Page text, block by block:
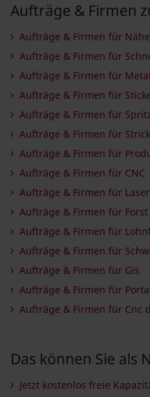
Aufträge & Firmen
Aufträge & Firmen für
Aufträge & Firmen für
Aufträge & Firmen für
Aufträge & Firmen für
Aufträge & Firmen für
Aufträge & Firmen für
Aufträge & Firmen für
Aufträge & Firmen für CNC
Aufträge & Firmen für Laser
Aufträge & Firmen für Forst
Aufträge & Firmen für
Aufträge & Firmen für
Aufträge & Firmen für Gis
Aufträge & Firmen für
Aufträge & Firmen für Cnc
Das können Sie als
Jetzt kostenlos freie